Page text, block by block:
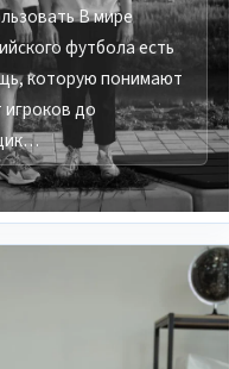
В мире
футбола есть
которую понимают
до